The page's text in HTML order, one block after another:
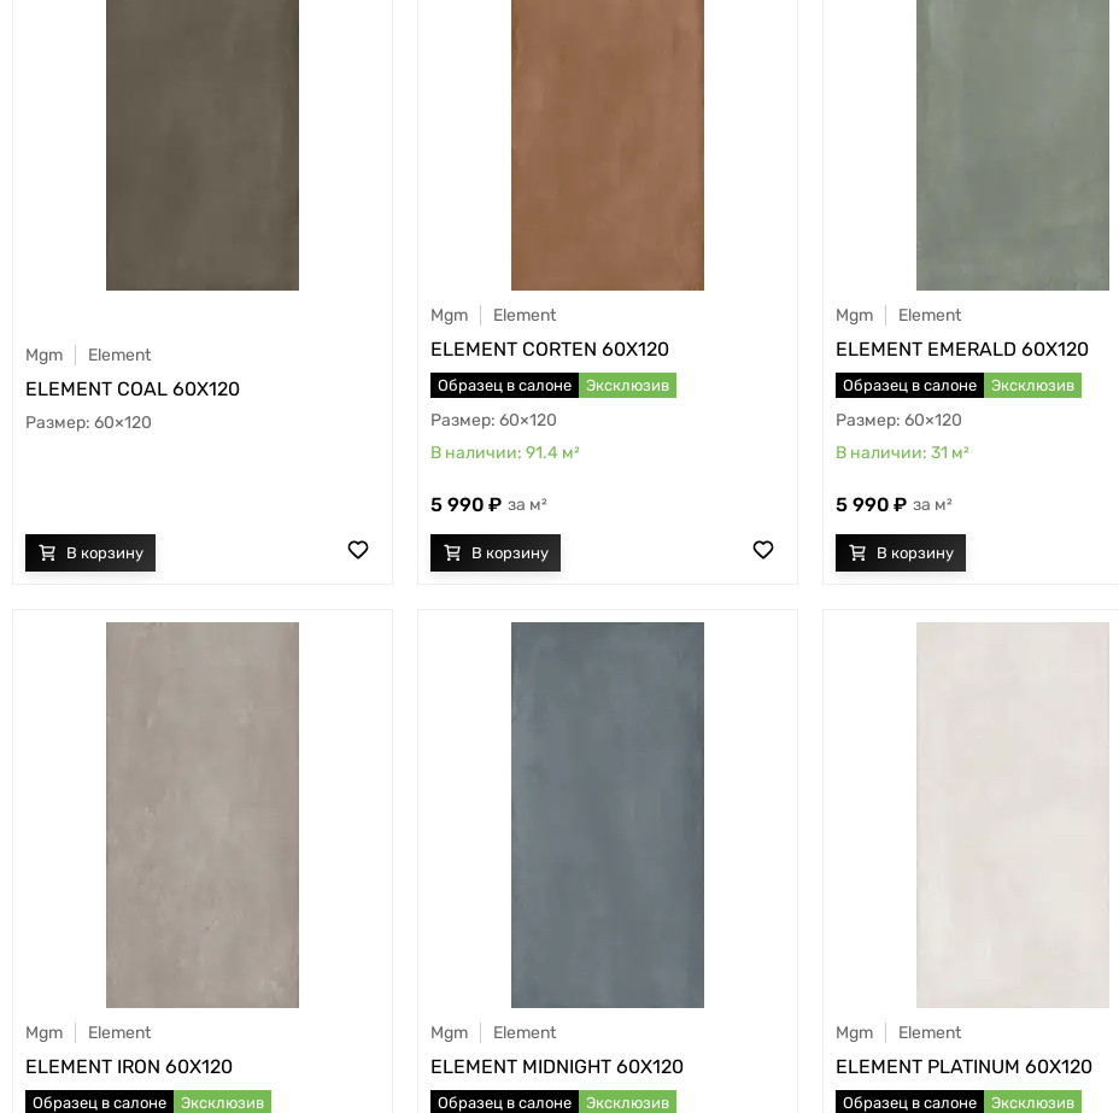
Mgm Element
ELEMENT COAL 60X120
60×120
Mgm Element
ELEMENT CORTEN 60X120
Образец в салоне Эксклюзив
60×120
91.4 м²
5 990 м²
Mgm Element
ELEMENT EMERALD 60X120
Образец в салоне Эксклюзив
60×120
31 м²
5 990 м²
Mgm Element
ELEMENT IRON 60X120
Образец в салоне Эксклюзив
Mgm Element
ELEMENT MIDNIGHT 60X120
Образец в салоне Эксклюзив
Mgm Element
ELEMENT PLATINUM 60X120
Образец в салоне Эксклюзив